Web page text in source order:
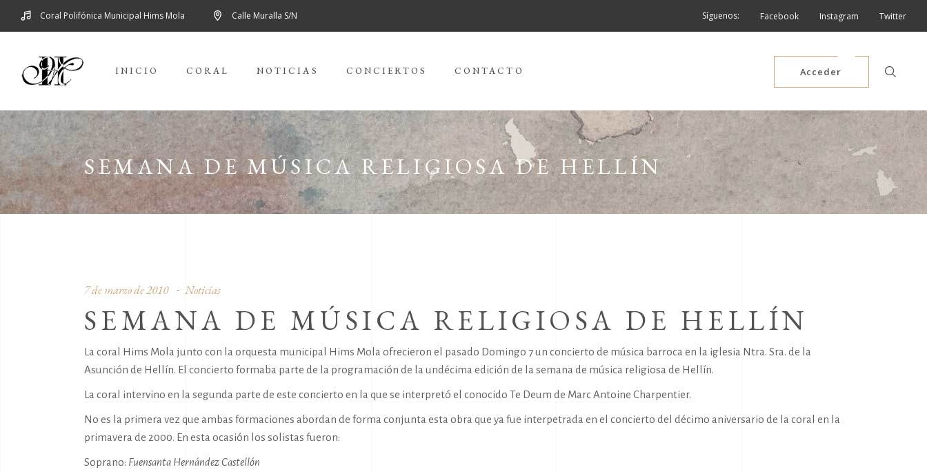
Coral Polifónica Municipal Hims Mola Calle Muralla S/N Síguenos: Facebook Instagram Twitter
INICIO CORAL NOTICIAS CONCIERTOS CONTACTO Acceder
SEMANA DE MÚSICA RELIGIOSA DE HELLÍN
7 de marzo de 2010 Noticias
SEMANA DE MÚSICA RELIGIOSA DE HELLÍN
La coral Hims Mola junto con la orquesta municipal Hims Mola ofrecieron el pasado Domingo 7 un concierto de música barroca en la iglesia Ntra. Sra. de la
Asunción de Hellín. El concierto formaba parte de la programación de la undécima edición de la semana de música religiosa de Hellín.
La coral intervino en la segunda parte de este concierto en la que se interpretó el conocido Te Deum de Marc Antoine Charpentier.
No es la primera vez que ambas formaciones abordan de forma conjunta esta obra que ya fue interpetrada en el concierto del décimo aniversario de la coral en la
primavera de 2000. En esta ocasión los solistas fueron:
Soprano: Fuensanta Hernández Castellón